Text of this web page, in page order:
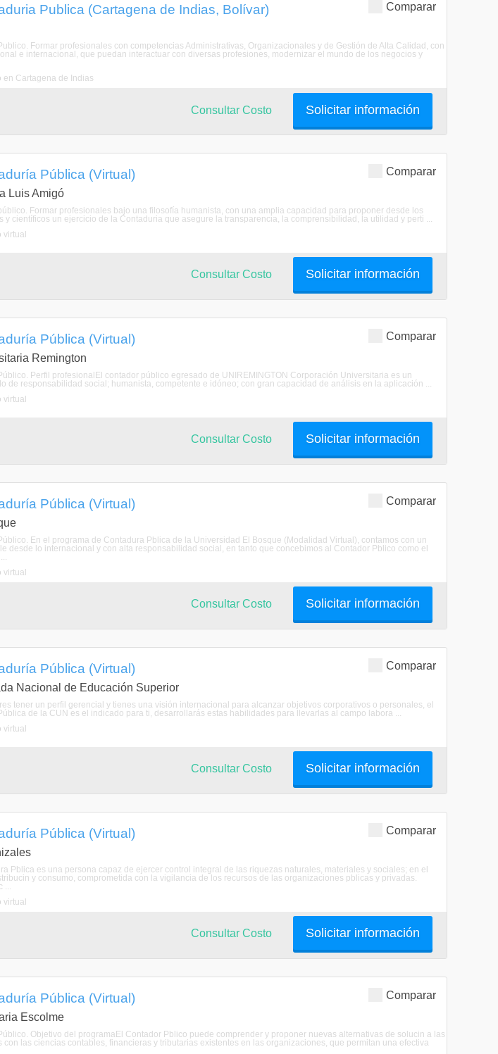
Comparar
Publica (Cartagena de Indias, Bolívar)
Formar profesionales con competencias Administrativas, Organizacionales y de Gestión de Alta Calidad, con
e internacional, que puedan interactuar con diversas profesiones, modernizar el mundo de los negocios y
en Cartagena de Indias
Solicitar información
Consultar Costo
Comparar
Pública (Virtual)
Luis Amigó
Formar profesionales bajo una filosofía humanista, con una amplia capacidad para proponer desde los
y científicos un ejercicio de la Contaduria que asegure la transparencia, la comprensibilidad, la utilidad y perti ...
Solicitar información
Consultar Costo
Comparar
Pública (Virtual)
Remington
Perfil profesionalEl contador público egresado de UNIREMINGTON Corporación Universitaria es un
de responsabilidad social; humanista, competente e idóneo; con gran capacidad de análisis en la aplicación ...
Solicitar información
Consultar Costo
Comparar
Pública (Virtual)
En el programa de Contadura Pblica de la Universidad El Bosque (Modalidad Virtual), contamos con un
desde lo internacional y con alta responsabilidad social, en tanto que concebimos al Contador Pblico como el
Solicitar información
Consultar Costo
Comparar
Pública (Virtual)
Nacional de Educación Superior
tener un perfil gerencial y tienes una visión internacional para alcanzar objetivos corporativos o personales, el
de la CUN es el indicado para ti, desarrollarás estas habilidades para llevarlas al campo labora ...
Solicitar información
Consultar Costo
Comparar
Pública (Virtual)
Pblica es una persona capaz de ejercer control integral de las riquezas naturales, materiales y sociales; en el
y consumo, comprometida con la vigilancia de los recursos de las organizaciones pblicas y privadas.
...
Solicitar información
Consultar Costo
Comparar
Pública (Virtual)
Escolme
Objetivo del programaEl Contador Pblico puede comprender y proponer nuevas alternativas de solucin a las
con las ciencias contables, financieras y tributarias existentes en las organizaciones, que permitan una efectiva